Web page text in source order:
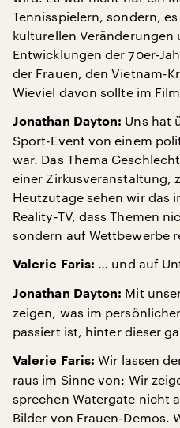
Tennisspielern, sondern,
kulturellen Veränderungen
Entwicklungen der 70er-
der Frauen, den Vietnam-
Wieviel davon sollte im
Jonathan Dayton: Uns hat
Sport-Event von einem
war. Das Thema
einer Zirkusveranstaltung,
Heutzutage sehen wir das
Reality-TV, dass Themen
sondern auf Wettbewerbe
Valerie Faris: … und auf
Jonathan Dayton: Mit
zeigen, was im
passiert ist, hinter dieser
Valerie Faris: Wir lassen
raus im Sinne von: Wir
sprechen Watergate nicht
Bilder von Frauen-Demos.